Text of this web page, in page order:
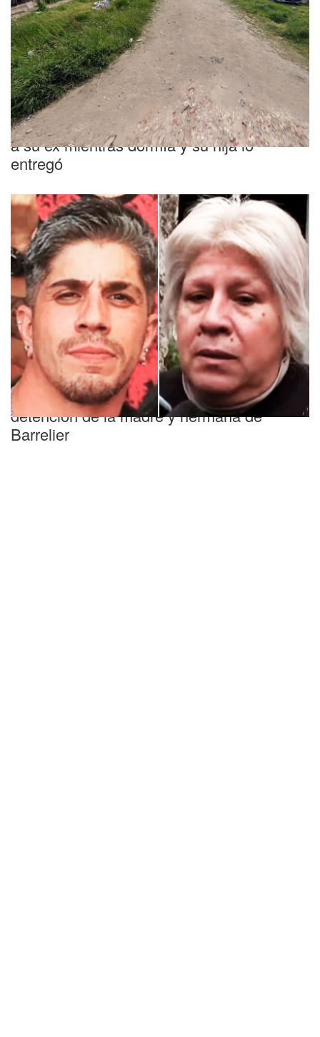
Horror
Brutal femicidio en Virrey del Pino: degolló
a su ex mientras dormía y su hija lo
entregó
Tenía 14 años
Femicidio de Agostina Vega: piden la
detención de la madre y hermana de
Barrelier